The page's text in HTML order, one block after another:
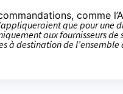
comme
que pour une
aux fournisseurs de
destination de l’ensemble